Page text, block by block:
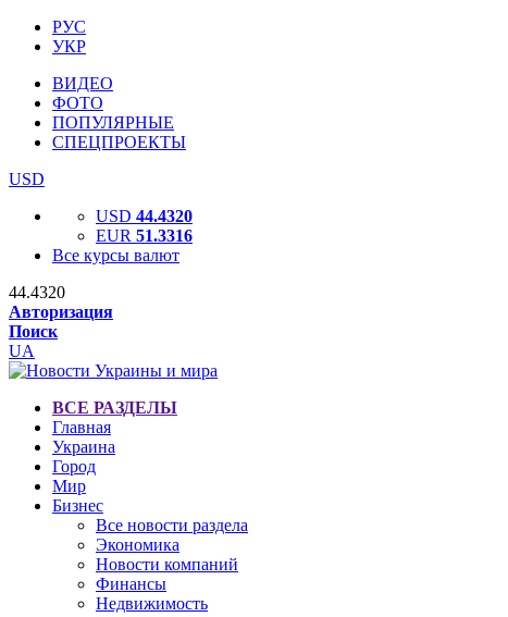
РУС
УКР
ВИДЕО
ФОТО
ПОПУЛЯРНЫЕ
СПЕЦПРОЕКТЫ
USD
USD 44.4320
EUR 51.3316
Все курсы валют
44.4320
Авторизация
Поиск
UA
ВСЕ РАЗДЕЛЫ
Главная
Украина
Город
Мир
Бизнес
Все новости раздела
Экономика
Новости компаний
Финансы
Недвижимость